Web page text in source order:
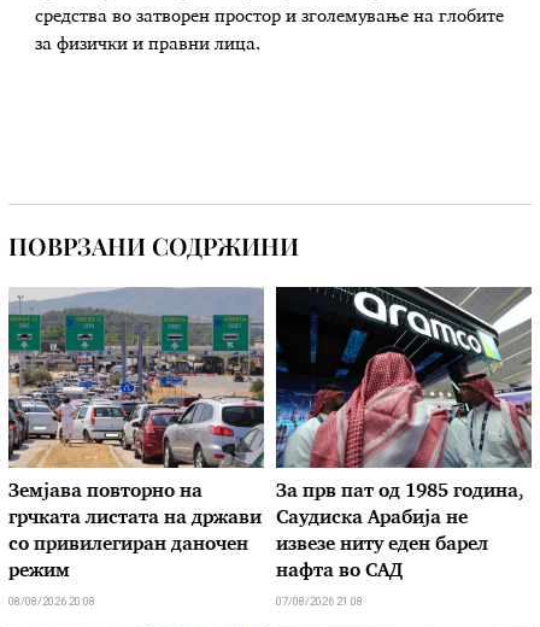
средства во затворен простор и зголемување на глобите
за физички и правни лица.
ПОВРЗАНИ СОДРЖИНИ
Земјава повторно на
грчката листата на држави
со привилегиран даночен
режим
08/08/2026 20:08
За прв пат од 1985 година,
Саудиска Арабија не
извезе ниту еден барел
нафта во САД
07/08/2026 21:08